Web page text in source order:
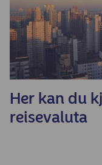
Her kan du
reisevaluta